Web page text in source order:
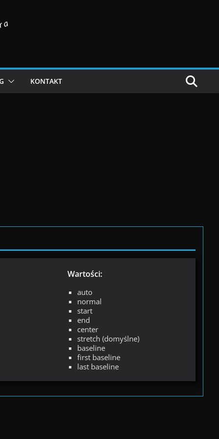
KONTAKT
Wartości:
auto
normal
start
end
center
stretch (domyślne)
baseline
first baseline
last baseline